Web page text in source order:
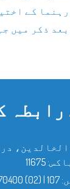
کے
ذکر میں
رابطہ
11675
107
(02) 25970400